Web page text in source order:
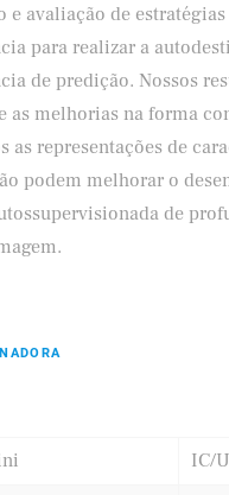
e avaliação de
para realizar a
de predição. Nossos
as melhorias na forma
as representações de
podem melhorar o
de
IC/